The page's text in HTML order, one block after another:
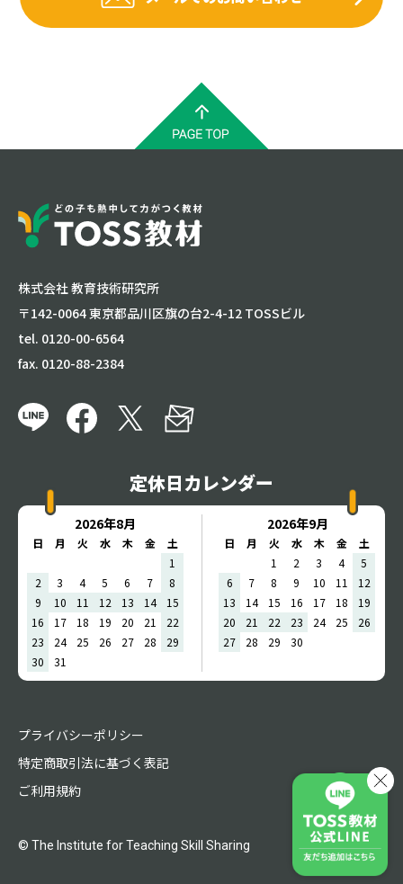
株式会社 教育技術研究所
〒142-0064 東京都品川区旗の台2-4-12 TOSSビル
tel. 0120-00-6564
fax. 0120-88-2384
定休日カレンダー
2026年8月
日 月 火 水 木 金
土
1
2
3 4 5 6 7
8
9
10 11 12 13 14
15
16
17 18 19 20 21
22
23
24 25 26 27 28
29
30
31
2026年9月
日 月 火 水 木 金
土
1
2 3 4
5
6
7 8 9 10 11
12
13
14 15 16 17 18
19
20
21 22 23 24 25
26
27
28 29 30
プライバシーポリシー
特定商取引法に基づく表記
ご利用規約
© The Institute for Teaching Skill Sharing